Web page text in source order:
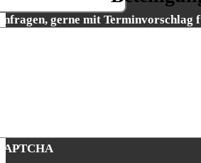
gerne mit Terminvorschlag